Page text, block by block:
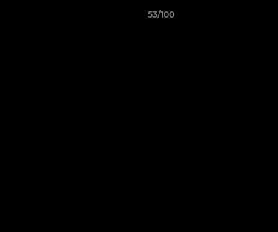
53/100